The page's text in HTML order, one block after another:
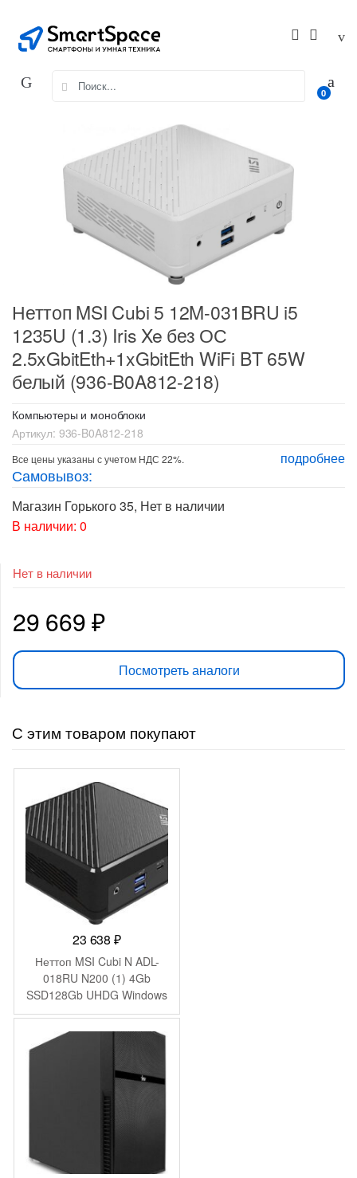
navigation
content
for:
0
Неттоп MSI Cubi 5 12M-031BRU i5
1235U (1.3) Iris Xe без ОС
2.5xGbitEth+1xGbitEth WiFi BT 65W
белый (936-B0A812-218)
Компьютеры и моноблоки
Артикул: 936-B0A812-218
подробнее
Все цены указаны с учетом НДС 22%.
Самовывоз:
Магазин Горького 35, Нет в наличии
В наличии: 0
Нет в наличии
29 669₽
Посмотреть аналоги
С этим товаром покупают
23 638₽
Неттоп MSI Cubi N ADL-
018RU N200 (1) 4Gb
SSD128Gb UHDG Windows
11 Pro 2xGbitEth WiFi BT
65W черный (9S6-B0A911-